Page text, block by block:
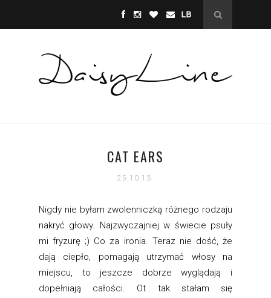
CAT EARS
25.10.13
Nigdy nie byłam zwolenniczką różnego rodzaju
nakryć głowy. Najzwyczajniej w świecie psuły
mi fryzurę ;) Co za ironia. Teraz nie dość, że
dają ciepło, pomagają utrzymać włosy na
miejscu, to jeszcze dobrze wyglądają i
dopełniają całości. Ot tak stałam się